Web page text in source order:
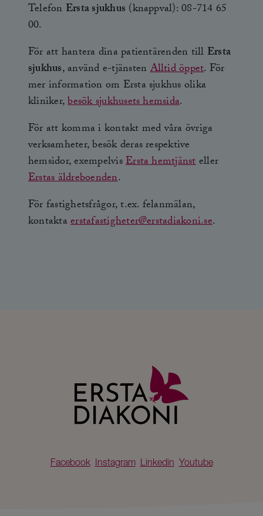
Telefon Ersta sjukhus (knappval): 08-714 65
00.
För att hantera dina patientärenden till Ersta
sjukhus, använd e-tjänstenAlltid öppet. För
mer information om Ersta sjukhus olika
kliniker,besök sjukhusets hemsida.
För att komma i kontakt med våra övriga
verksamheter, besök deras respektive
hemsidor, exempelvisErsta hemtjänsteller
Erstas äldreboenden.
För fastighetsfrågor, t.ex. felanmälan,
kontaktaerstafastigheter@erstadiakoni.se.
Facebook Instagram Linkedin Youtube